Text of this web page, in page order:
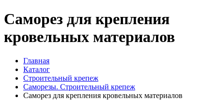
Саморез для крепления
кровельных материалов
Главная
Каталог
Строительный крепеж
Саморезы. Строительный крепеж
Саморез для крепления кровельных материалов